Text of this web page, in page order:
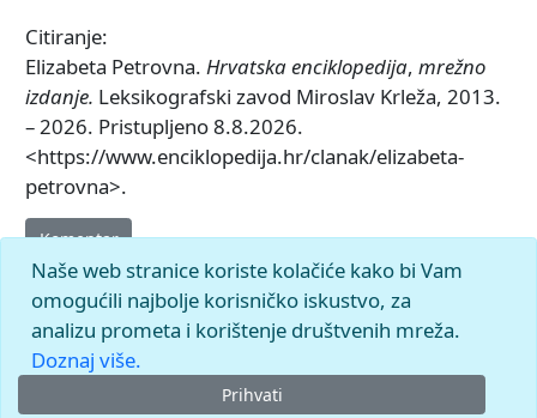
Citiranje:
Elizabeta Petrovna. Hrvatska enciklopedija, mrežno
izdanje. Leksikografski zavod Miroslav Krleža, 2013.
– 2026. Pristupljeno 8.8.2026.
<https://www.enciklopedija.hr/clanak/elizabeta-
petrovna>.
Komentar
Naše web stranice koriste kolačiće kako bi Vam
omogućili najbolje korisničko iskustvo, za
analizu prometa i korištenje društvenih mreža.
Doznaj više.
Prihvati
© 2026.Leksikografski zavodMiroslav Krleža